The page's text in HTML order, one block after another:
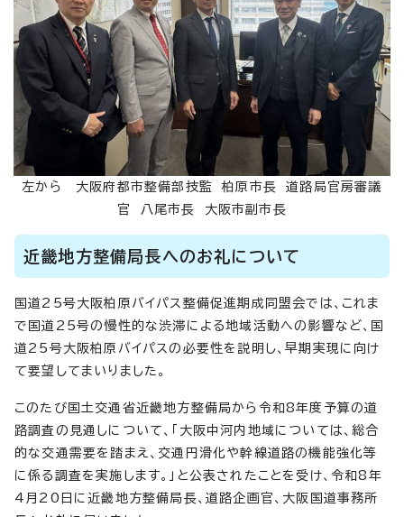
左から 大阪府都市整備部技監 柏原市長 道路局官房審議
官 八尾市長 大阪市副市長
近畿地方整備局長へのお礼について
国道25号大阪柏原バイパス整備促進期成同盟会では、これま
で国道25号の慢性的な渋滞による地域活動への影響など、国
道25号大阪柏原バイパスの必要性を説明し、早期実現に向け
て要望してまいりました。
このたび国土交通省近畿地方整備局から令和8年度予算の道
路調査の見通しについて、「大阪中河内地域については、総合
的な交通需要を踏まえ、交通円滑化や幹線道路の機能強化等
に係る調査を実施します。」と公表されたことを受け、令和8年
4月20日に近畿地方整備局長、道路企画官、大阪国道事務所